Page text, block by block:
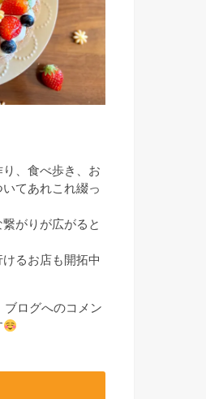
、食べ歩き、お
てあれこれ綴っ
がりが広がると
るお店も開拓中
ブログへのコメン